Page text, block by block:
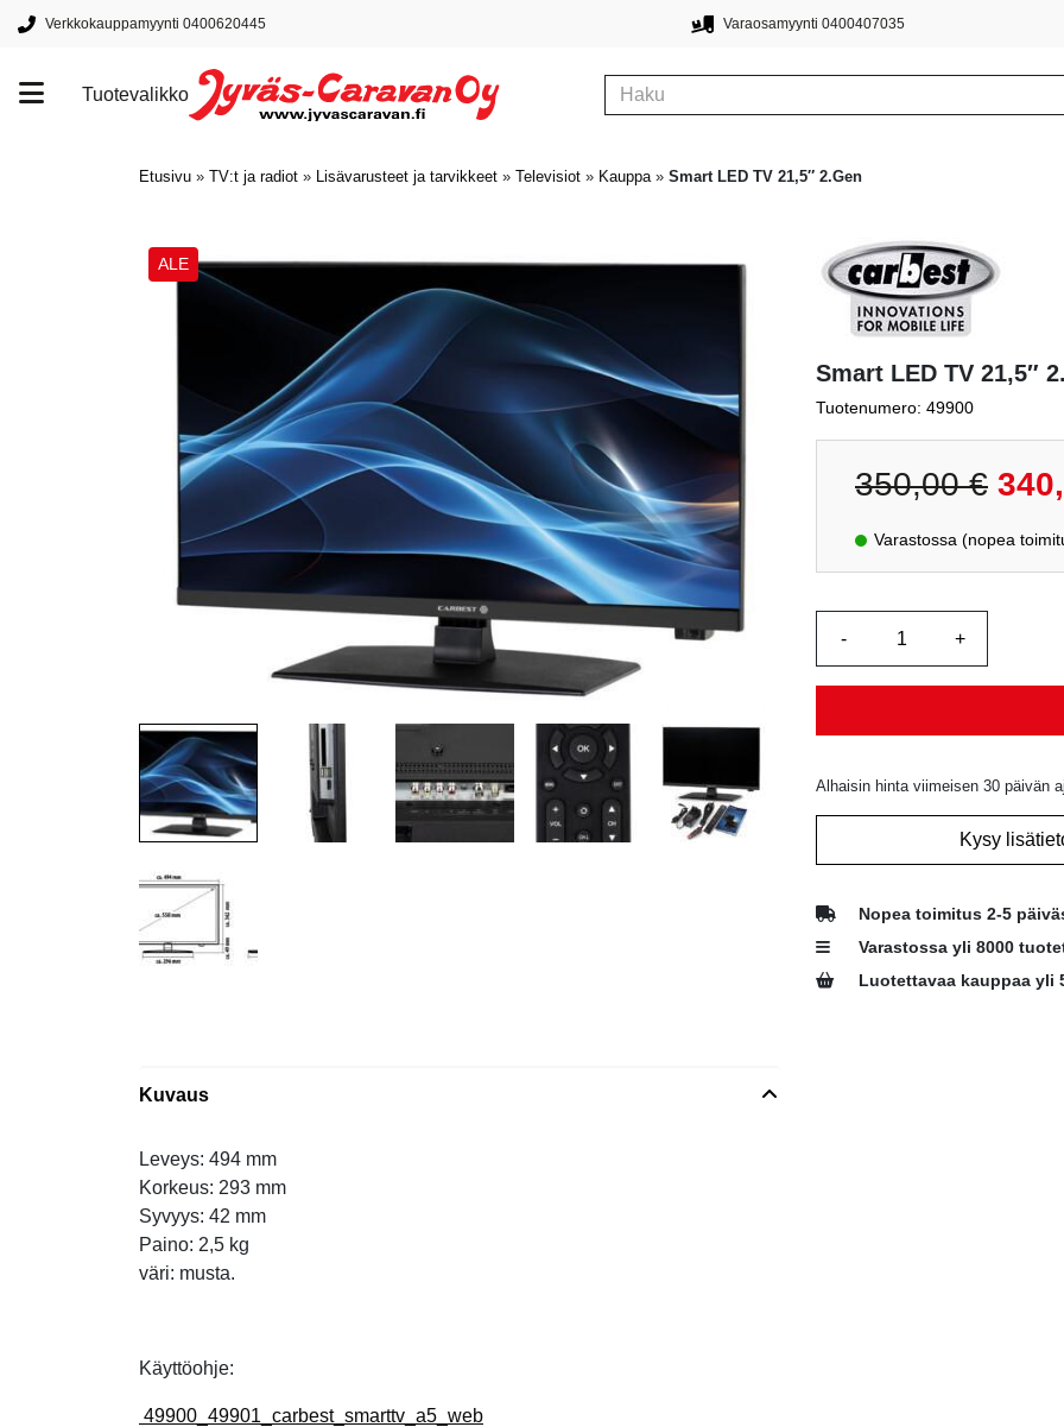
Verkkokauppamyynti 0400620445 Varaosamyynti 0400407035
Tuotevalikko
Etusivu » TV:t ja radiot » Lisävarusteet ja tarvikkeet » Televisiot » Kauppa» Smart LED TV 21,5″ 2.Gen
ALE
Kuvaus
Leveys: 494 mm
Korkeus: 293 mm
Syvyys: 42 mm
Paino: 2,5 kg
väri: musta.
Käyttöohje:
49900_49901_carbest_smarttv_a5_web
Smart LED TV 21,5″
Tuotenumero: 49900
350,00€ hinta
Varastossa (nopea
Alhaisin hinta viimeisen 30 päivän
Kysy
Nopea toimitus 2-5
Varastossa yli 8000
Luotettavaa kauppaa yli